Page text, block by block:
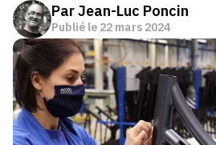
ParJean-Luc Poncin
Publié le 22 mars 2024